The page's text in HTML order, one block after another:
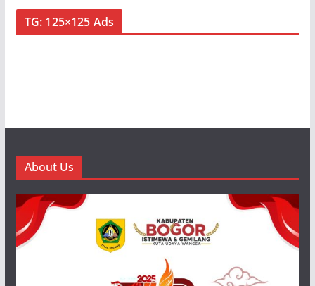
TG: 125×125 Ads
About Us